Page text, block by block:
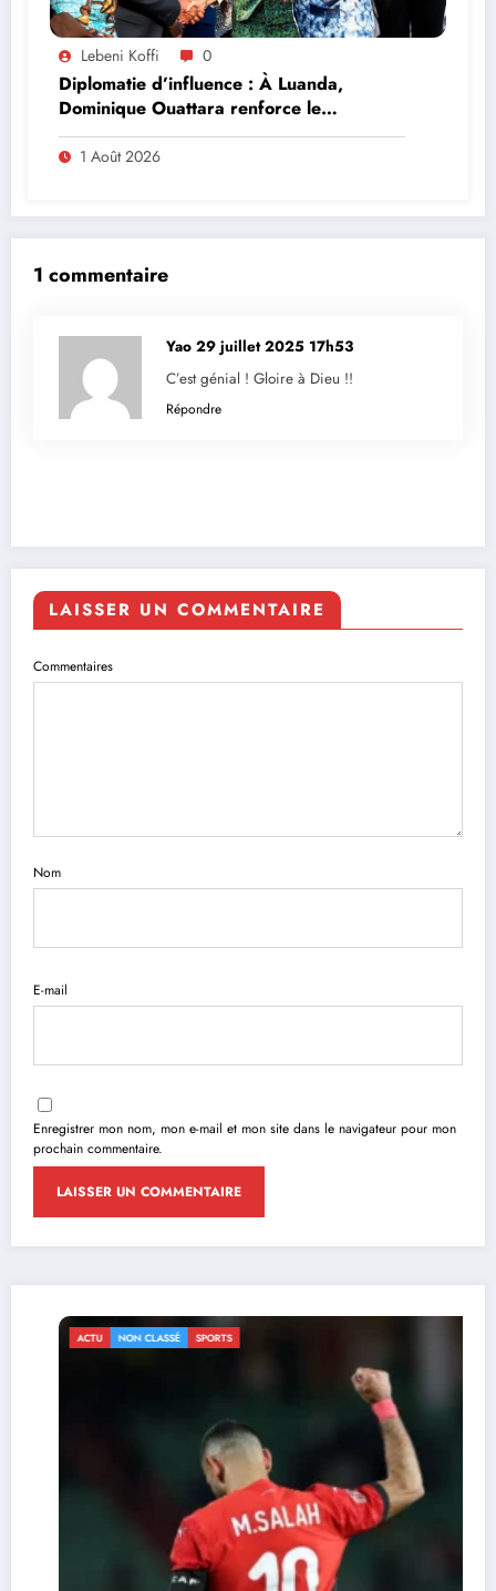
Lebeni Koffi 0
Diplomatie d’influence : À Luanda,
Dominique Ouattara renforce le
leadership solidaire de la Côte d’Ivoire en
Afrique
1 Août 2026
1 commentaire
Yao 29 juillet 2025 17h53
C’est génial ! Gloire à Dieu !!
Répondre
LAISSER UN COMMENTAIRE
Commentaires
Nom
E-mail
Enregistrer mon nom, mon e-mail et mon site dans le navigateur pour mon
prochain commentaire.
NON CLASSÉ SPORTS